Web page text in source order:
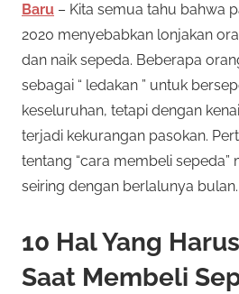
Baru – Kita semua tahu bahwa
2020 menyebabkan lonjakan
dan naik sepeda. Beberapa
sebagai “ ledakan ” untuk
keseluruhan, tetapi dengan
terjadi kekurangan pasokan.
tentang “cara membeli sepeda”
seiring dengan berlalunya bulan.
10 Hal Yang
Saat Membeli